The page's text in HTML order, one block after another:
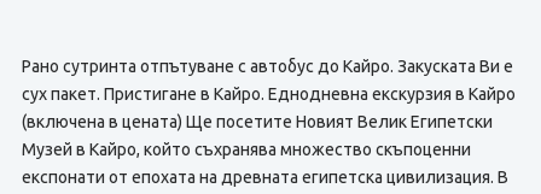
Рано сутринта отпътуване с автобус до Кайро. Закуската Ви е
сух пакет. Пристигане в Кайро. Еднодневна екскурзия в Кайро
(включена в цената) Ще посетите Новият Велик Египетски
Музей в Кайро, който съхранява множество скъпоценни
експонати от епохата на древната египетска цивилизация. В